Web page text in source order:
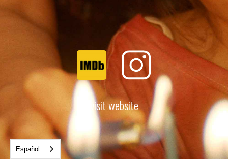
visit website
Español